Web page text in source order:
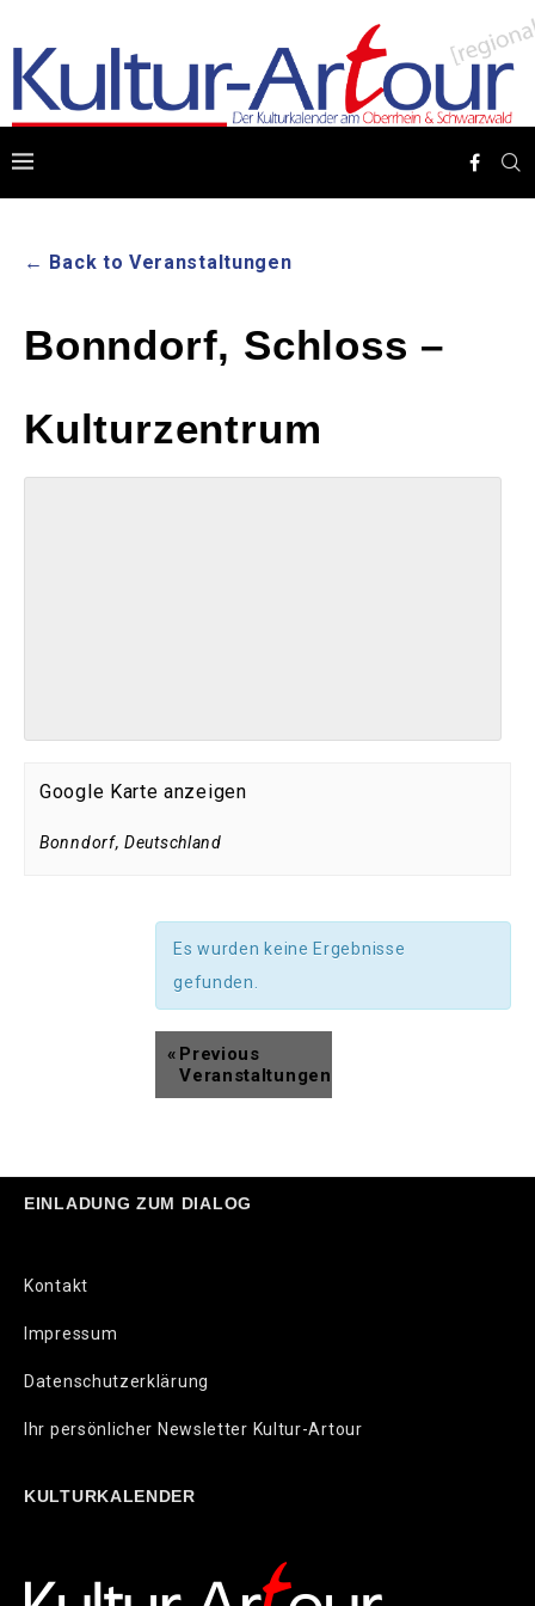
← Back to Veranstaltungen
Bonndorf, Schloss –
Kulturzentrum
Google Karte anzeigen
Bonndorf, Deutschland
Es wurden keine Ergebnisse
gefunden.
« Previous
Veranstaltungen
EINLADUNG ZUM DIALOG
Kontakt
Impressum
Datenschutzerklärung
Ihr persönlicher Newsletter Kultur-Artour
KULTURKALENDER